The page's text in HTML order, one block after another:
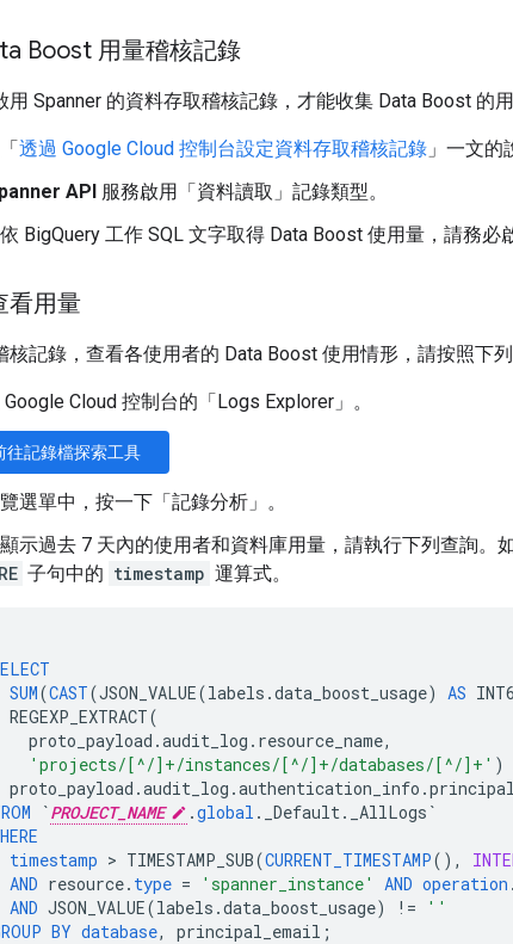
Boost 用量稽核記錄
用 Spanner 的資料存取稽核記錄，才能收集 Data Boost 的
透過 Google Cloud 控制台設定資料存取稽核記錄 」一文的
API 服務啟用「資料讀取」 記錄類型。
BigQuery 工作 SQL 文字取得 Data Boost 使用量，請務必
看用量
核記錄，查看各使用者的 Data Boost 使用情形，請按照下列
Cloud 控制台的「Logs Explorer」。
往記錄檔探索工具
選單中，按一下「記錄分析」 。
示過去 7 天內的使用者和資料庫用量，請執行下列查詢。
子句中的 timestamp 運算式。
SUM(CAST(JSON_VALUE(labels .data_boost_usage) AS
REGEXP_EXTRACT(
proto_payload .audit_log . resource_name,
'projects/[^/]+/instances/[^/]+/databases/[^/]+' )
proto_payload .audit_log .authentication_info .
`PROJECT_NAME .global . _Default. _AllLogs `
timestamp > TIMESTAMP_SUB(CURRENT_TIMESTAMP(),
AND resource. type = 'spanner_instance' AND operation .
AND JSON_VALUE(labels .data_boost_usage) !=
''
BY database, principal_email ;